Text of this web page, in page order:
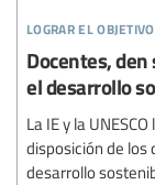
lograr el
Docentes,
el desarrollo
La IE y la
disposición de
desarrollo